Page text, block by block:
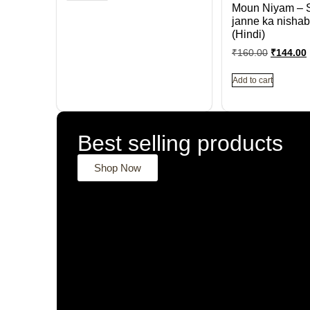
Moun Niyam –
janne ka
(Hindi)
₹160.00 ₹144.00
Add to cart
Best selling products
Shop Now